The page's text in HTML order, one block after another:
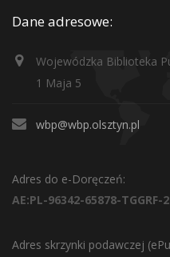
Dane adresowe:
Wojewódzka Biblioteka
1 Maja 5
wbp@wbp.olsztyn.pl
Adres do e-Doręczeń:
AE:PL-96342-65878-TGGRF-
Adres skrzynki podawczej